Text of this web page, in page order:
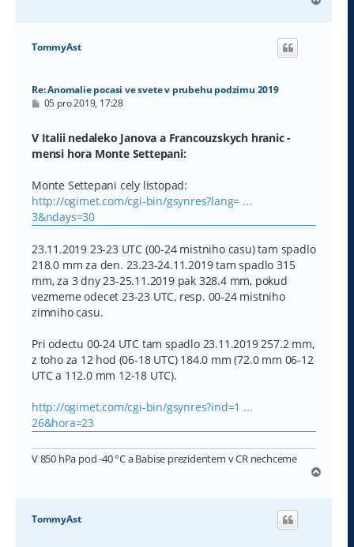
h
TommyAst
Re: Anomalie pocasi ve svete v prubehu podzimu 2019
P
s
p
ě
e
k
05 pro 2019, 17:28
V Italii nedaleko Janova a Francouzskych hranic -
mensi hora Monte Settepani:
Monte Settepani cely listopad:
http://ogimet.com/cgi-bin/gsynres?lang= ...
3&ndays=30
23.11.2019 23-23 UTC (00-24 mistniho casu) tam spadlo
218.0 mm za den. 23.23-24.11.2019 tam spadlo 315
mm, za 3 dny 23-25.11.2019 pak 328.4 mm, pokud
vezmeme odecet 23-23 UTC, resp. 00-24 mistniho
zimniho casu.
Pri odectu 00-24 UTC tam spadlo 23.11.2019 257.2 mm,
z toho za 12 hod (06-18 UTC) 184.0 mm (72.0 mm 06-12
UTC a 112.0 mm 12-18 UTC).
http://ogimet.com/cgi-bin/gsynres?ind=1 ...
26&hora=23
V 850 hPa pod -40 °C a Babise prezidentem v CR nechceme
h
TommyAst